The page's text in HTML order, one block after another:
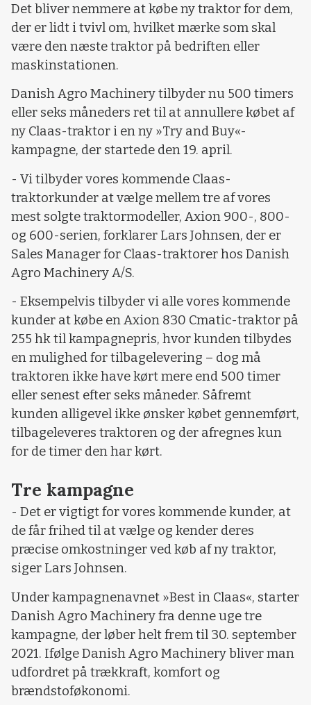
Det bliver nemmere at købe ny traktor for dem,
der er lidt i tvivl om, hvilket mærke som skal
være den næste traktor på bedriften eller
maskinstationen.
Danish Agro Machinery tilbyder nu 500 timers
eller seks måneders ret til at annullere købet af
ny Claas-traktor i en ny »Try and Buy«-
kampagne, der startede den 19. april.
- Vi tilbyder vores kommende Claas-
traktorkunder at vælge mellem tre af vores
mest solgte traktormodeller, Axion 900-, 800-
og 600-serien, forklarer Lars Johnsen, der er
Sales Manager for Claas-traktorer hos Danish
Agro Machinery A/S.
- Eksempelvis tilbyder vi alle vores kommende
kunder at købe en Axion 830 Cmatic-traktor på
255 hk til kampagnepris, hvor kunden tilbydes
en mulighed for tilbagelevering – dog må
traktoren ikke have kørt mere end 500 timer
eller senest efter seks måneder. Såfremt
kunden alligevel ikke ønsker købet gennemført,
tilbageleveres traktoren og der afregnes kun
for de timer den har kørt.
Tre kampagne
- Det er vigtigt for vores kommende kunder, at
de får frihed til at vælge og kender deres
præcise omkostninger ved køb af ny traktor,
siger Lars Johnsen.
Under kampagnenavnet »Best in Claas«, starter
Danish Agro Machinery fra denne uge tre
kampagne, der løber helt frem til 30. september
2021. Ifølge Danish Agro Machinery bliver man
udfordret på trækkraft, komfort og
brændstoføkonomi.